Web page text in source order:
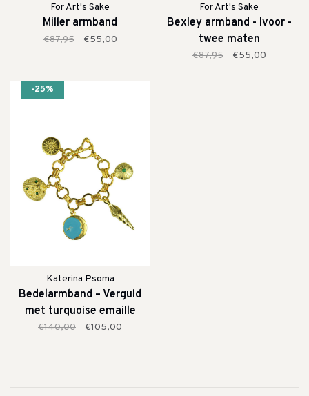
For Art's Sake
Miller armband
€87,95 €55,00
For Art's Sake
Bexley armband - Ivoor -
twee maten
€87,95 €55,00
-25%
Katerina Psoma
Bedelarmband – Verguld
met turquoise emaille
€140,00 €105,00